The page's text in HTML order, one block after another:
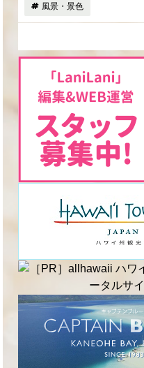
風景・景色